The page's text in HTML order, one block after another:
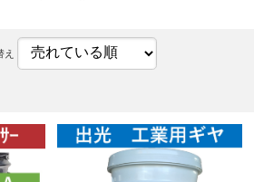
え